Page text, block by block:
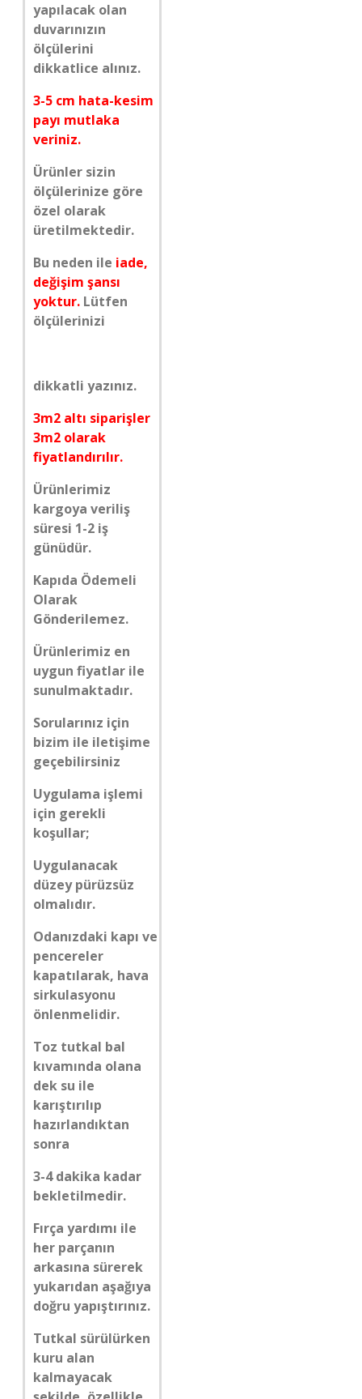
yapılacak olan
duvarınızın
ölçülerini
dikkatlice alınız.
3-5 cm hata-kesim
payı mutlaka
veriniz.
Ürünler sizin
ölçülerinize göre
özel olarak
üretilmektedir.
Bu neden ile iade,
değişim şansı
yoktur. Lütfen
ölçülerinizi
dikkatli yazınız.
3m2 altı siparişler
3m2 olarak
fiyatlandırılır.
Ürünlerimiz
kargoya veriliş
süresi 1-2 iş
günüdür.
Kapıda Ödemeli
Olarak
Gönderilemez.
Ürünlerimiz en
uygun fiyatlar ile
sunulmaktadır.
Sorularınız için
bizim ile iletişime
geçebilirsiniz
Uygulama işlemi
için gerekli
koşullar;
Uygulanacak
düzey pürüzsüz
olmalıdır.
Odanızdaki kapı ve
pencereler
kapatılarak, hava
sirkulasyonu
önlenmelidir.
Toz tutkal bal
kıvamında olana
dek su ile
karıştırılıp
hazırlandıktan
sonra
3-4 dakika kadar
bekletilmedir.
Fırça yardımı ile
her parçanın
arkasına sürerek
yukarıdan aşağıya
doğru yapıştırınız.
Tutkal sürülürken
kuru alan
kalmayacak